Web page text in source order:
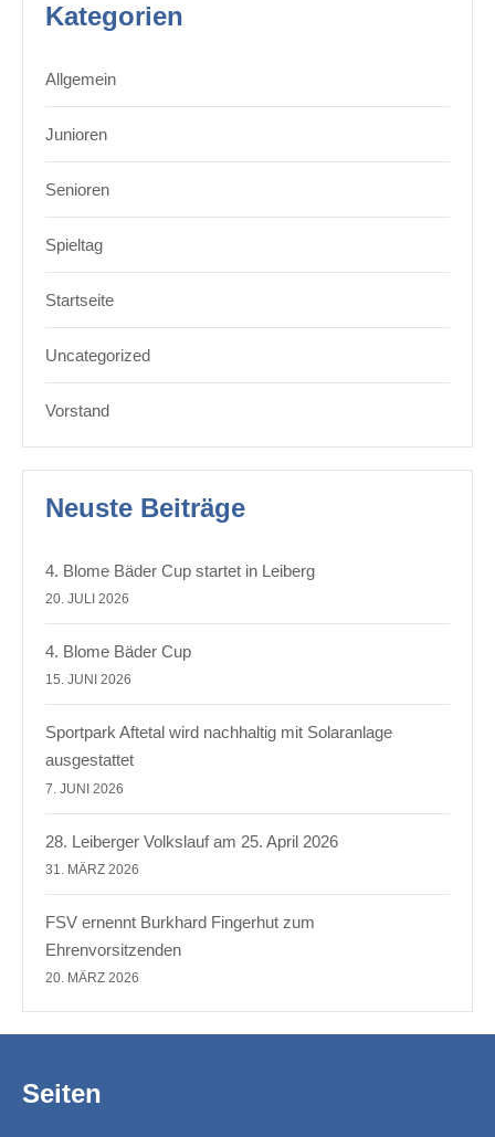
Kategorien
Allgemein
Junioren
Senioren
Spieltag
Startseite
Uncategorized
Vorstand
Neuste Beiträge
4. Blome Bäder Cup startet in Leiberg
20. JULI 2026
4. Blome Bäder Cup
15. JUNI 2026
Sportpark Aftetal wird nachhaltig mit Solaranlage
ausgestattet
7. JUNI 2026
28. Leiberger Volkslauf am 25. April 2026
31. MÄRZ 2026
FSV ernennt Burkhard Fingerhut zum
Ehrenvorsitzenden
20. MÄRZ 2026
Seiten